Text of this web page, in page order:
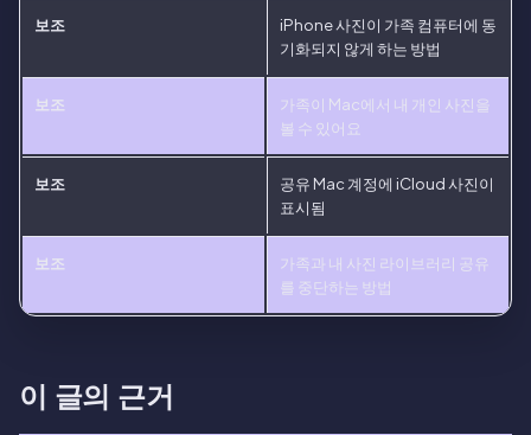
보조
iPhone 사진이 가족 컴퓨터에 동
기화되지 않게 하는 방법
보조
가족이 Mac에서 내 개인 사진을
볼 수 있어요
보조
공유 Mac 계정에 iCloud 사진이
표시됨
보조
가족과 내 사진 라이브러리 공유
를 중단하는 방법
이 글의 근거